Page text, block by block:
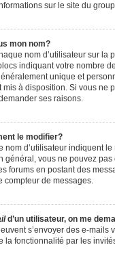
sur le site du
mon nom?
nom d’utilisateur sur
indiquant votre nombre
unique et
à disposition. Si vous ne
ses raisons.
le modifier?
nom d’utilisateur indiquent
général, vous ne pouvez
forums en postant des
compteur de messages.
d’un utilisateur, on me
s’envoyer des e-
la fonctionnalité par les